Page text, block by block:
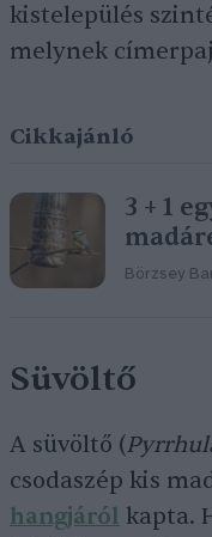
kistelepülés
melynek
Cikkajánló
3 + 1
Börzsey
Süvöltő
A süvöltő (
csodaszép kis
hangjáról kapta.